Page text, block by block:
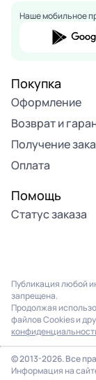
Наше мобильное
Покупка
Оформление
Возврат и
Получение
Оплата
Помощь
Статус заказа
Публикация любой
запрещена.
Продолжая
файлов Cookies и
© 2013-2026. Все
Информация на